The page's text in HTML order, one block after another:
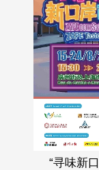
“寻味新